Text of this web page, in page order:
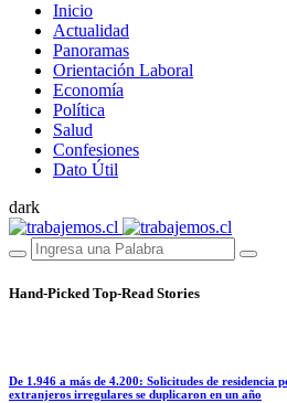
Inicio
Actualidad
Panoramas
Orientación Laboral
Economía
Política
Salud
Confesiones
Dato Útil
dark
Hand-Picked Top-Read Stories
De 1.946 a más de 4.200: Solicitudes de residencia
extranjeros irregulares se duplicaron en un año